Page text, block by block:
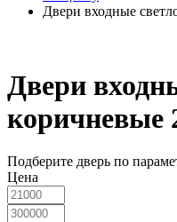
Двери входные
Двери
коричневые
Подберите дверь по
Цена